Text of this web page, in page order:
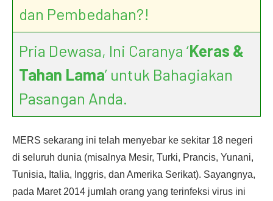
dan Pembedahan?!
Pria Dewasa, Ini Caranya ‘Keras &
Tahan Lama’ untuk Bahagiakan
Pasangan Anda.
MERS sekarang ini telah menyebar ke sekitar 18 negeri
di seluruh dunia (misalnya Mesir, Turki, Prancis, Yunani,
Tunisia, Italia, Inggris, dan Amerika Serikat). Sayangnya,
pada Maret 2014 jumlah orang yang terinfeksi virus ini